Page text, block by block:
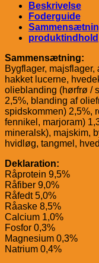
Beskrivelse
Foderguide
produktindhold
Sammensætning:
Bygflager,
hakket lucerne,
olieblanding (hørfrø /
2,5%, blanding af
spidskommen) 2,5%,
fennikel, marjoram)
mineralsk), majskim,
hvidløg, tangmel,
Deklaration:
Råprotein 9,5%
Råfiber 9,0%
Råfedt 5,0%
Råaske 8,5%
Calcium 1,0%
Fosfor 0,3%
Magnesium 0,3%
Natrium 0,4%